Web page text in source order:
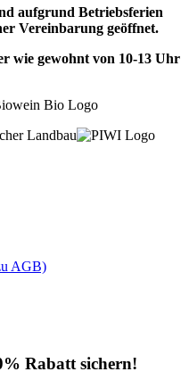
aufgrund Betriebsferien
Vereinbarung geöffnet.
wie gewohnt von 10-13 Uhr
AGB)
Rabatt sichern!